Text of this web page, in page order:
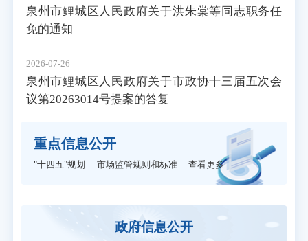
泉州市鲤城区人民政府关于洪朱棠等同志职务任
免的通知
2026-07-26
泉州市鲤城区人民政府关于市政协十三届五次会
议第20263014号提案的答复
重点信息公开
"十四五"规划 市场监管规则和标准 查看更多
政府信息公开